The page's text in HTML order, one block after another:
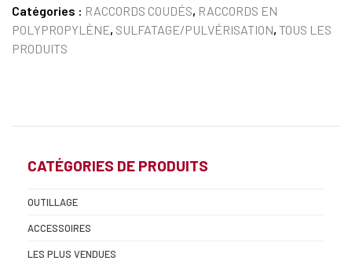
Catégories : RACCORDS COUDÉS, RACCORDS EN
POLYPROPYLÈNE, SULFATAGE/PULVÉRISATION, TOUS LES
PRODUITS
CATÉGORIES DE PRODUITS
OUTILLAGE
ACCESSOIRES
LES PLUS VENDUES